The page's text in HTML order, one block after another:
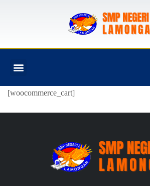
[woocommerce_cart]